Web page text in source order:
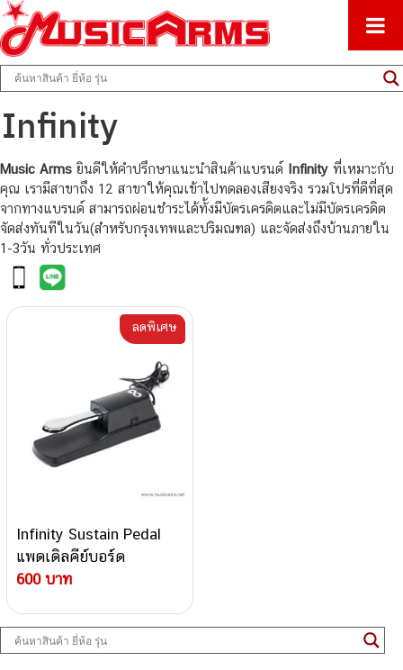
Music Arms
ศูนย์รวมครื่องดนตรีทุกชนิด ตั้งแต่เริ่มต้นถึงมืออาชีพ
Infinity
Music Arms ยินดีให้คำปรึกษาแนะนำสินค้าแบรนด์ Infinity ที่เหมาะกับ
คุณ เรามีสาขาถึง 12 สาขาให้คุณเข้าไปทดลองเสียงจริง รวมโปรที่ดีที่สุด
จากทางแบรนด์ สามารถผ่อนชำระได้ทั้งมีบัตรเครดิตและไม่มีบัตรเครดิต
จัดส่งทันทีในวัน(สำหรับกรุงเทพและปริมณฑล) และจัดส่งถึงบ้านภายใน
1-3วัน ทั่วประเทศ
Infinity Sustain Pedal
แพดเดิลคีย์บอร์ด
600 บาท
ลดพิเศษ